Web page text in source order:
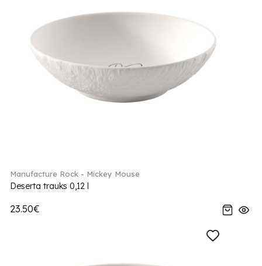
Manufacture Rock - Mickey Mouse
Deserta trauks 0,12 l
23.50€